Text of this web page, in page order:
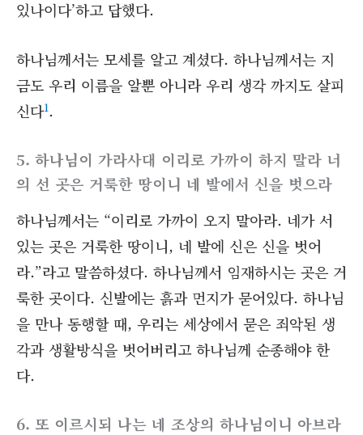
있나이다’하고 답했다.
하나님께서는 모세를 알고 계셨다. 하나님께서는 지
금도 우리 이름을 알뿐 아니라 우리 생각 까지도 살피
신다1.
5. 하나님이 가라사대 이리로 가까이 하지 말라 너
의 선 곳은 거룩한 땅이니 네 발에서 신을 벗으라
하나님께서는 “이리로 가까이 오지 말아라. 네가 서
있는 곳은 거룩한 땅이니, 네 발에 신은 신을 벗어
라.”라고 말씀하셨다. 하나님께서 임재하시는 곳은 거
룩한 곳이다. 신발에는 흙과 먼지가 묻어있다. 하나님
을 만나 동행할 때, 우리는 세상에서 묻은 죄악된 생
각과 생활방식을 벗어버리고 하나님께 순종해야 한
다.
6. 또 이르시되 나는 네 조상의 하나님이니 아브라